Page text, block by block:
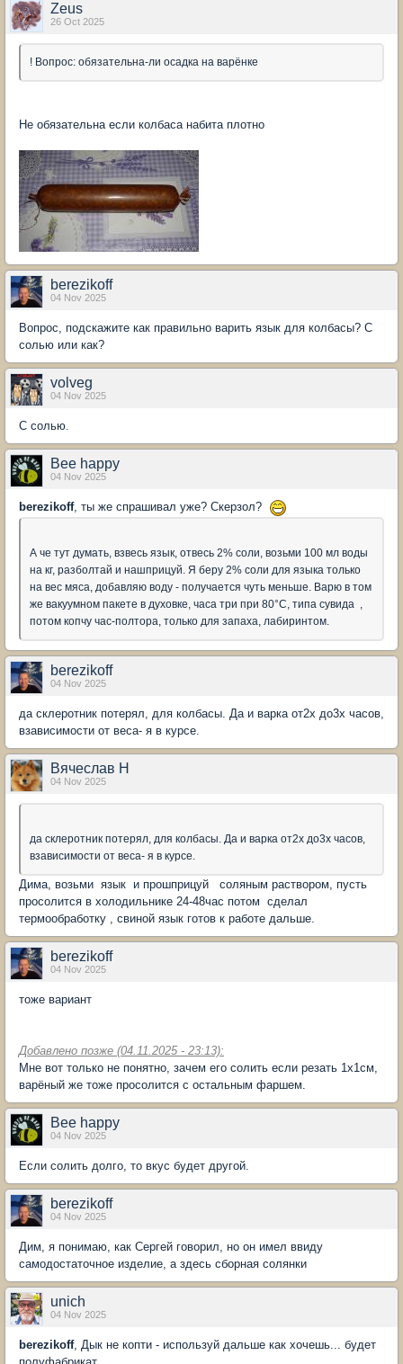
Zeus
26 Oct 2025
! Вопрос: обязательна-ли осадка на варёнке
Не обязательна если колбаса набита плотно
berezikoff
04 Nov 2025
Вопрос, подскажите как правильно варить язык для колбасы? С
солью или как?
volveg
04 Nov 2025
С солью.
Bee happy
04 Nov 2025
berezikoff, ты же спрашивал уже? Скерзол?
А че тут думать, взвесь язык, отвесь 2% соли, возьми 100 мл воды
на кг, разболтай и нашприцуй. Я беру 2% соли для языка только
на вес мяса, добавляю воду - получается чуть меньше. Варю в том
же вакуумном пакете в духовке, часа три при 80°С, типа сувида ,
потом копчу час-полтора, только для запаха, лабиринтом.
berezikoff
04 Nov 2025
да склеротник потерял, для колбасы. Да и варка от2х до3х часов,
взависимости от веса- я в курсе.
Вячеслав Н
04 Nov 2025
да склеротник потерял, для колбасы. Да и варка от2х до3х часов,
взависимости от веса- я в курсе.
Дима, возьми язык и прошприцуй соляным раствором, пусть
просолится в холодильнике 24-48час потом сделал
термообработку , свиной язык готов к работе дальше.
berezikoff
04 Nov 2025
тоже вариант
Добавлено позже (04.11.2025 - 23:13):
Мне вот только не понятно, зачем его солить если резать 1х1см,
варёный же тоже просолится с остальным фаршем.
Bee happy
04 Nov 2025
Если солить долго, то вкус будет другой.
berezikoff
04 Nov 2025
Дим, я понимаю, как Сергей говорил, но он имел ввиду
самодостаточное изделие, а здесь сборная солянки
unich
04 Nov 2025
berezikoff, Дык не копти - используй дальше как хочешь... будет